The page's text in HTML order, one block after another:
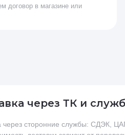
договор в магазине или
через ТК и
через сторонние службы: